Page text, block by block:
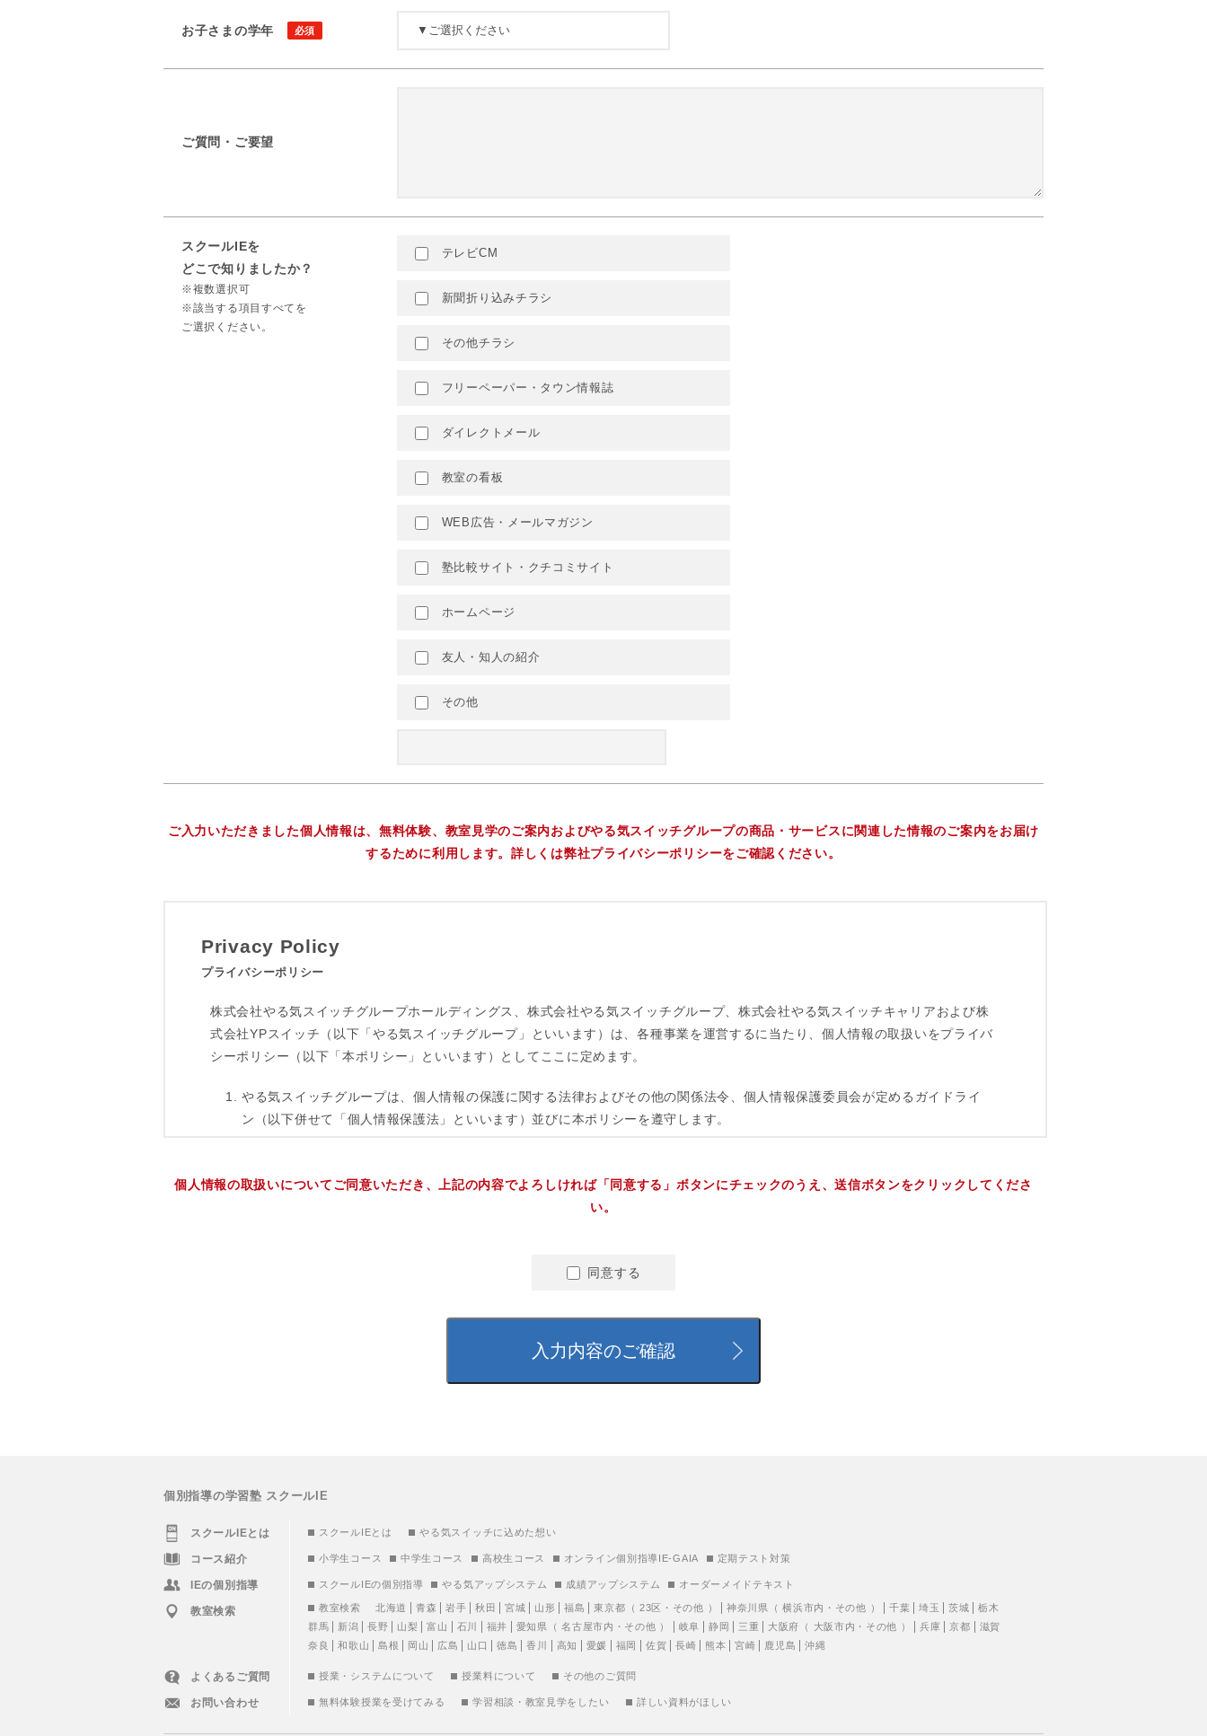
お子さまの学年
ご質問・ご要望
スクールIEを
どこで知りましたか？
※複数選択可
※該当する項目すべてを
ご選択ください。
テレビCM
新聞折り込みチラシ
その他チラシ
フリーペーパー・タウン情報誌
ダイレクトメール
教室の看板
WEB広告・メールマガジン
塾比較サイト・クチコミサイト
ホームページ
友人・知人の紹介
その他
ご入力いただきました個人情報は、無料体験、教室見学のご案内およびやる気スイッチグループの商品・サービスに関連した情報のご案内をお届け
するために利用します。詳しくは弊社プライバシーポリシーをご確認ください。
個人情報の取扱いについてご同意いただき、上記の内容でよろしければ「同意する」ボタンにチェックのうえ、送信ボタンをクリックしてくださ
い。
同意する
個別指導の学習塾 スクールIE
スクールIEとは スクールIEとは やる気スイッチに込めた想い
コース紹介 小学生コース 中学生コース 高校生コース オンライン個別指導IE-GAIA 定期テスト対策
IEの個別指導 スクールIEの個別指導 やる気アップシステム 成績アップシステム オーダーメイドテキスト
教室検索 教室検索 北海道 青森 岩手 秋田 宮城 山形 福島 東京都 （ 23区 ・ その他 ） 神奈川県 （横浜市内 ・ その他 ） 千葉 埼玉 茨城
栃木
群馬
新潟 長野 山梨 富山 石川 福井 愛知県 （名古屋市内 ・ その他 ） 岐阜 静岡 三重 大阪府 （ 大阪市内 ・ その他 ） 兵庫 京都
滋賀
奈良
和歌山 島根 岡山 広島 山口 徳島 香川 高知 愛媛 福岡 佐賀 長崎 熊本 宮崎 鹿児島 沖縄
よくあるご質問 授業・システムについて 授業料について その他のご質問
お問い合わせ 無料体験授業を受けてみる 学習相談・教室見学をしたい 詳しい資料がほしい